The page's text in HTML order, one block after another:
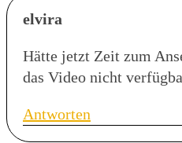
elvira
Hätte jetzt Zeit zum
das Video nicht
Antworten